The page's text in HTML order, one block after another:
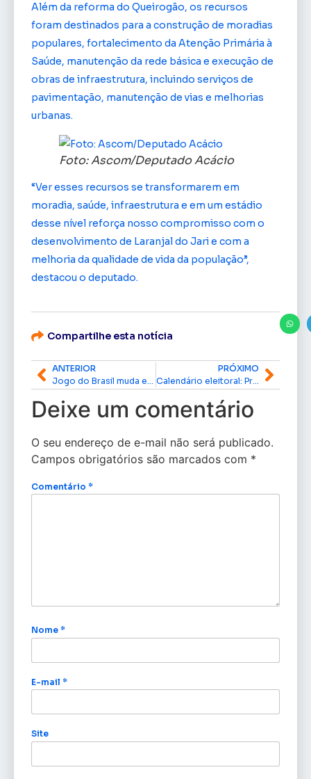
Além da reforma do Queirogão, os recursos
foram destinados para a construção de moradias
populares, fortalecimento da Atenção Primária à
Saúde, manutenção da rede básica e execução de
obras de infraestrutura, incluindo serviços de
pavimentação, manutenção de vias e melhorias
urbanas.
Foto: Ascom/Deputado Acácio
“Ver esses recursos se transformarem em
moradia, saúde, infraestrutura e em um estádio
desse nível reforça nosso compromisso com o
desenvolvimento de Laranjal do Jari e com a
melhoria da qualidade de vida da população”,
destacou o deputado.
Compartilhe esta notícia
ANTERIOR
PRÓXIMO
Calendário eleitoral: Pré-candidatos não podem mais apresentar programas de rádio e TV a partir desta terça-feira (30)
Deixe um comentário
O seu endereço de e-mail não será publicado.
Campos obrigatórios são marcados com *
Comentário *
Nome *
E-mail *
Site